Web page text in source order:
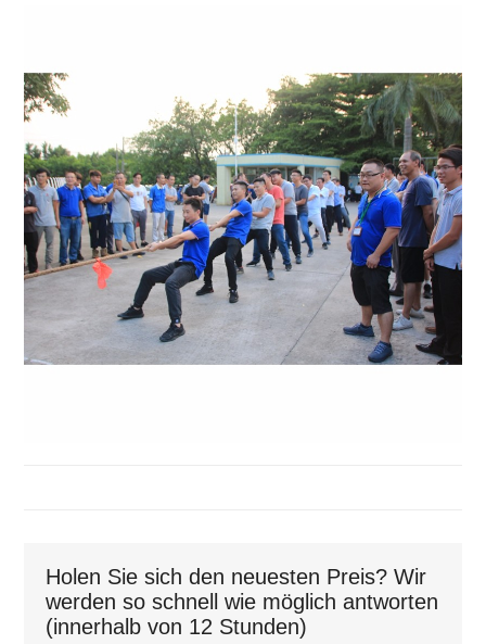
Holen Sie sich den neuesten Preis? Wir
werden so schnell wie möglich antworten
(innerhalb von 12 Stunden)